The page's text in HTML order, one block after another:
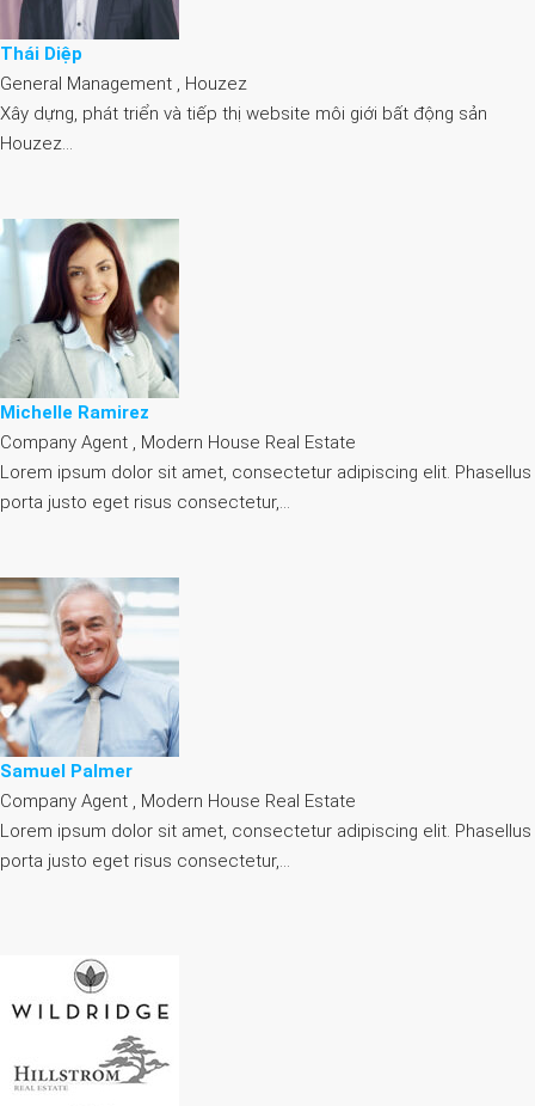
Thái Diệp
General Management , Houzez
Xây dựng, phát triển và tiếp thị website môi giới bất động sản
Houzez…
Michelle Ramirez
Company Agent , Modern House Real Estate
Lorem ipsum dolor sit amet, consectetur adipiscing elit. Phasellus
porta justo eget risus consectetur,…
Samuel Palmer
Company Agent , Modern House Real Estate
Lorem ipsum dolor sit amet, consectetur adipiscing elit. Phasellus
porta justo eget risus consectetur,…